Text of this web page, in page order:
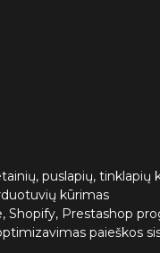
puslapių, tinklapių
kūrimas
Shopify, Prestashop
paieškos